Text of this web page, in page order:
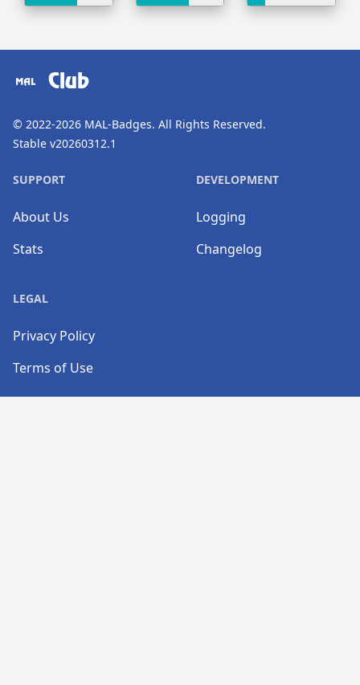
Club
© 2022-2026 MAL-Badges. All Rights Reserved.
Stable v20260312.1
SUPPORT
About Us
Stats
DEVELOPMENT
Logging
Changelog
LEGAL
Privacy Policy
Terms of Use